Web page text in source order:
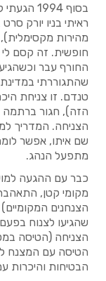
בסוף
ראיתי בניו יורק
מהירות
חופשית. זה קסם
החורף עבר
שהתגוררתי במדינת
טנדם. זו צניחת
הזה), חגור
הצניחה. המדריך
שם איתו, אפשר
מתפעל הנהג.
כבר עם ההגעה
מקומי קטן,
הצנחנים
שהגיעו לצנוח
הצניחה (הטיסה
הטיסה עם המצנח
הבטיחות והיכרות